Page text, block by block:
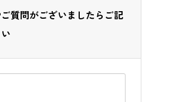
質問がございましたらご記